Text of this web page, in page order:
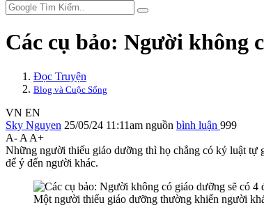
Các cụ bảo: Người không
Đọc Truyện
Blog và Cuộc Sống
VN EN
Sky Nguyen 25/05/24 11:11am nguồn bình luận 999
A- A A+
Những người thiếu giáo dưỡng thì họ chẳng có kỷ luật tự
để ý đến người khác.
Một người thiếu giáo dưỡng thường khiến người